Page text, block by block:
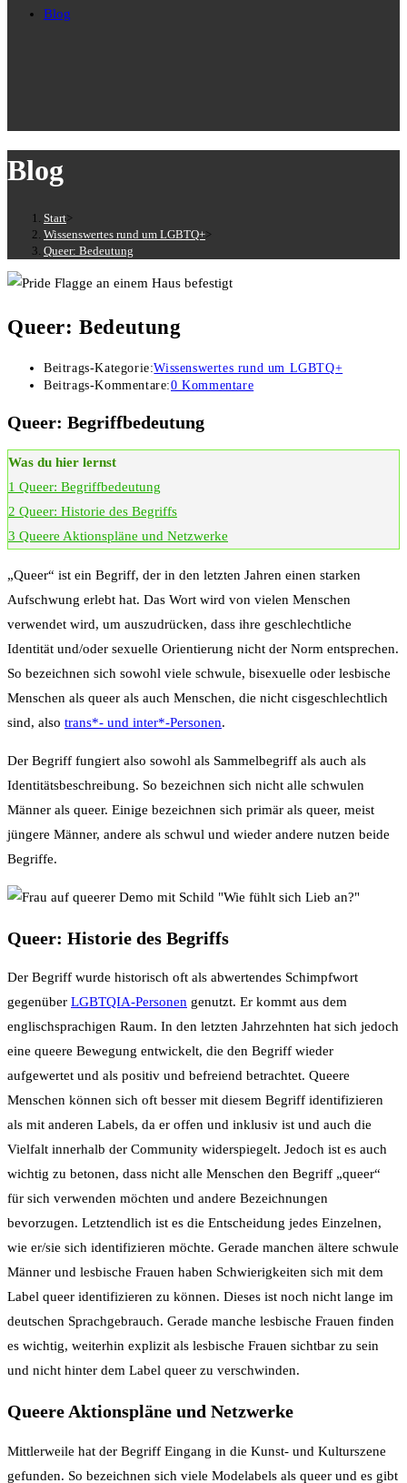
Blog
Blog
Start>
Wissenswertes rund um LGBTQ+>
Queer: Bedeutung
Queer: Bedeutung
Beitrags-Kategorie:Wissenswertes rund um LGBTQ+
Beitrags-Kommentare:0 Kommentare
Queer: Begriffbedeutung
Was du hier lernst
1 Queer: Begriffbedeutung
2 Queer: Historie des Begriffs
3 Queere Aktionspläne und Netzwerke
„Queer“ ist ein Begriff, der in den letzten Jahren einen starken
Aufschwung erlebt hat. Das Wort wird von vielen Menschen
verwendet wird, um auszudrücken, dass ihre geschlechtliche
Identität und/oder sexuelle Orientierung nicht der Norm entsprechen.
So bezeichnen sich sowohl viele schwule, bisexuelle oder lesbische
Menschen als queer als auch Menschen, die nicht cisgeschlechtlich
sind, also trans*- und inter*-Personen.
Der Begriff fungiert also sowohl als Sammelbegriff als auch als
Identitätsbeschreibung. So bezeichnen sich nicht alle schwulen
Männer als queer. Einige bezeichnen sich primär als queer, meist
jüngere Männer, andere als schwul und wieder andere nutzen beide
Begriffe.
Queer: Historie des Begriffs
Der Begriff wurde historisch oft als abwertendes Schimpfwort
gegenüber LGBTQIA-Personen genutzt. Er kommt aus dem
englischsprachigen Raum. In den letzten Jahrzehnten hat sich jedoch
eine queere Bewegung entwickelt, die den Begriff wieder
aufgewertet und als positiv und befreiend betrachtet. Queere
Menschen können sich oft besser mit diesem Begriff identifizieren
als mit anderen Labels, da er offen und inklusiv ist und auch die
Vielfalt innerhalb der Community widerspiegelt. Jedoch ist es auch
wichtig zu betonen, dass nicht alle Menschen den Begriff „queer“
für sich verwenden möchten und andere Bezeichnungen
bevorzugen. Letztendlich ist es die Entscheidung jedes Einzelnen,
wie er/sie sich identifizieren möchte. Gerade manchen ältere schwule
Männer und lesbische Frauen haben Schwierigkeiten sich mit dem
Label queer identifizieren zu können. Dieses ist noch nicht lange im
deutschen Sprachgebrauch. Gerade manche lesbische Frauen finden
es wichtig, weiterhin explizit als lesbische Frauen sichtbar zu sein
und nicht hinter dem Label queer zu verschwinden.
Queere Aktionspläne und Netzwerke
Mittlerweile hat der Begriff Eingang in die Kunst- und Kulturszene
gefunden. So bezeichnen sich viele Modelabels als queer und es gibt